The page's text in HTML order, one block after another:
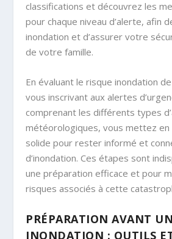
classifications et découvrez les
pour chaque niveau d’alerte, afin
inondation et d’assurer votre
de votre famille.
En évaluant le risque inondation
vous inscrivant aux alertes
comprenant les différents types
météorologiques, vous mettez en
solide pour rester informé et
d’inondation. Ces étapes sont
une préparation efficace et pour
risques associés à cette
PRÉPARATION AVANT
INONDATION : OUTILS